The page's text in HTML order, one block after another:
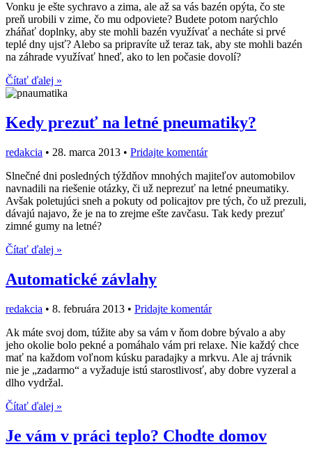
Vonku je ešte sychravo a zima, ale až sa vás bazén opýta, čo ste
preň urobili v zime, čo mu odpoviete? Budete potom narýchlo
zháňať doplnky, aby ste mohli bazén využívať a necháte si prvé
teplé dny ujsť? Alebo sa pripravíte už teraz tak, aby ste mohli bazén
na záhrade využívať hneď, ako to len počasie dovolí?
Čítať ďalej »
Kedy prezuť na letné pneumatiky?
redakcia • 28. marca 2013 • Pridajte komentár
Slnečné dni posledných týždňov mnohých majiteľov automobilov
navnadili na riešenie otázky, či už neprezuť na letné pneumatiky.
Avšak poletujúci sneh a pokuty od policajtov pre tých, čo už prezuli,
dávajú najavo, že je na to zrejme ešte zavčasu. Tak kedy prezuť
zimné gumy na letné?
Čítať ďalej »
Automatické závlahy
redakcia • 8. februára 2013 • Pridajte komentár
Ak máte svoj dom, túžite aby sa vám v ňom dobre bývalo a aby
jeho okolie bolo pekné a pomáhalo vám pri relaxe. Nie každý chce
mať na každom voľnom kúsku paradajky a mrkvu. Ale aj trávnik
nie je „zadarmo“ a vyžaduje istú starostlivosť, aby dobre vyzeral a
dlho vydržal.
Čítať ďalej »
Je vám v práci teplo? Chodte domov